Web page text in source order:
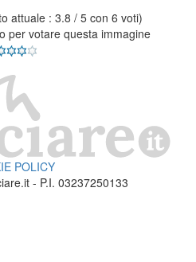
attuale : 3.8 / 5 con 6 voti)
per votare questa immagine
POLICY
- P.I. 03237250133